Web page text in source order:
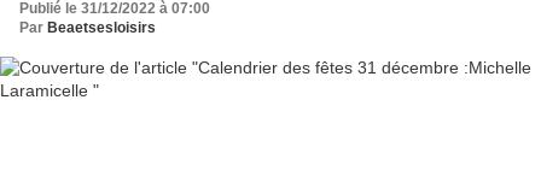
Publié le 31/12/2022 à 07:00
Par Beaetsesloisirs